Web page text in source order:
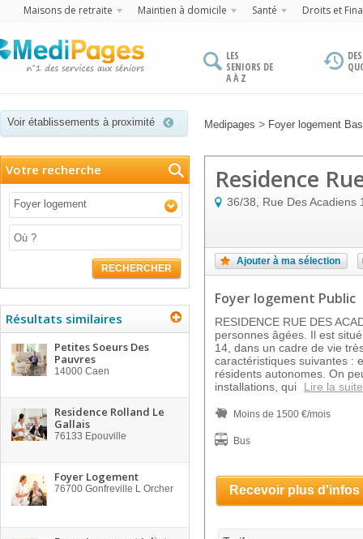
Maisons de retraite Maintien à domicile Santé Droits et
LES
SENIORS DE
A À Z
Voir établissements à proximité Medipages > Foyer logement
Votre recherche
Foyer logement
RECHERCHER
Résultats similaires
Petites Soeurs Des
Pauvres
14000 Caen
Residence Rolland Le
Gallais
76133 Epouville
Foyer Logement
76700 Gonfreville L Orcher
Residence
36/38, Rue Des Acadiens
Ajouter à ma sélection
Foyer logement Public
RESIDENCE RUE DES
personnes âgées. Il est
14, dans un cadre de vie
caractéristiques suivantes :
résidents autonomes. On
installations, qui
Lire la suite
Moins de 1500 €/mois
Bus
Recevoir plus d'infos